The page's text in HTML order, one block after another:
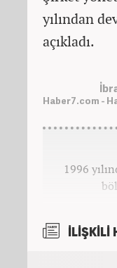
yılından
açıkladı.
Haber7.com -
1996
İLİŞKİLİ